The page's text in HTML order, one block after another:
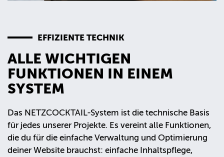
EFFIZIENTE TECHNIK
ALLE WICHTIGEN
FUNKTIONEN IN EINEM
SYSTEM
Das NETZCOCKTAIL-System ist die technische Basis
für jedes unserer Projekte. Es vereint alle Funktionen,
die du für die einfache Verwaltung und Optimierung
deiner Website brauchst: einfache Inhaltspflege,